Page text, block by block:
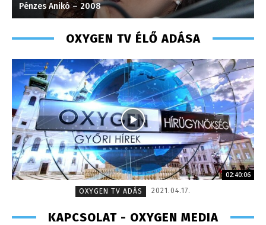
Kis Gábor – főműsorvezető, riporter – 2012
OXYGEN TV ÉLŐ ADÁSA
02:40:06
OXYGEN TV ADÁS
2021.04.17.
KAPCSOLAT - OXYGEN MEDIA